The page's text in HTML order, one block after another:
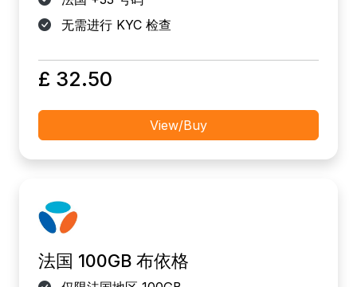
无需进行 KYC 检查
£ 32.50
View/Buy
法国 100GB 布依格